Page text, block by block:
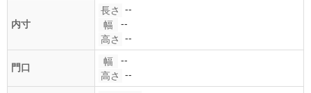
内寸
長さ
--
幅
--
高さ
--
門口
幅
--
高さ
--